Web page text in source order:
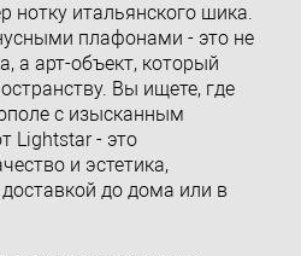
нотку итальянского шика.
плафонами - это не
а арт-объект, который
Вы ищете, где
с изысканным
Lightstar - это
и эстетика,
до дома или в